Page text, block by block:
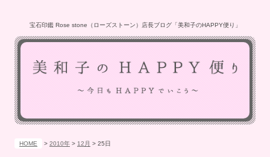
宝石印鑑 Rose stone（ローズストーン）店長ブログ「美和子のHAPPY便り」
HOME > 2010年 > 12月 > 25日